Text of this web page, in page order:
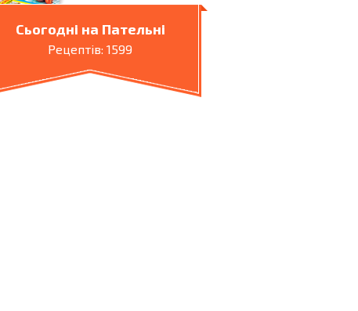
Сьогодні на Пательні
Рецептів: 1599